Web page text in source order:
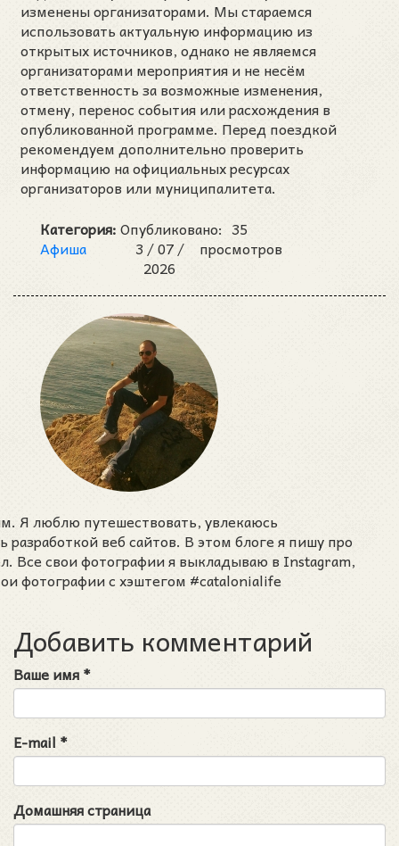
изменены организаторами. Мы стараемся
использовать актуальную информацию из
открытых источников, однако не являемся
организаторами мероприятия и не несём
ответственность за возможные изменения,
отмену, перенос события или расхождения в
опубликованной программе. Перед поездкой
рекомендуем дополнительно проверить
информацию на официальных ресурсах
организаторов или муниципалитета.
Категория:
Афиша
Опубликовано:
3 /07 /
2026
35
просмотров
Я люблю путешествовать, увлекаюсь
веб сайтов. В этом блоге я пишу про
Все свои фотографии я выкладываю в Instagram,
фотографии с хэштегом #catalonialife
Добавить комментарий
Ваше имя*
E-mail *
Домашняя страница